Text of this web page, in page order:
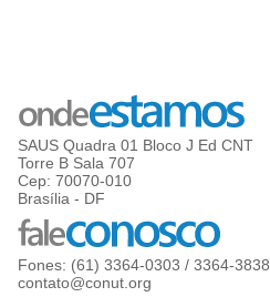
SAUS Quadra 01 Bloco J Ed CNT
Torre B Sala 707
Cep: 70070-010
Brasília - DF
Fones: (61) 3364-0303 / 3364-3838
contato@conut.org